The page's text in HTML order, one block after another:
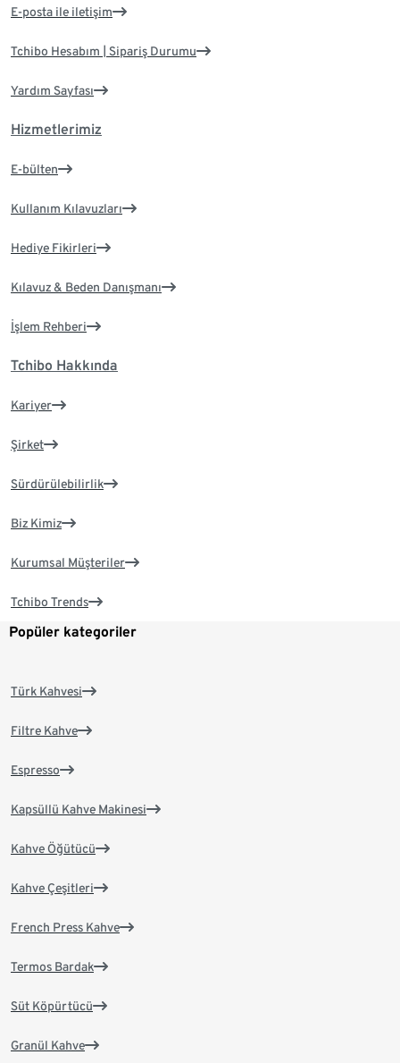
E-posta ile iletişim
Tchibo Hesabım | Sipariş Durumu
Yardım Sayfası
Hizmetlerimiz
E-bülten
Kullanım Kılavuzları
Hediye Fikirleri
Kılavuz & Beden Danışmanı
İşlem Rehberi
Tchibo Hakkında
Kariyer
Şirket
Sürdürülebilirlik
Biz Kimiz
Kurumsal Müşteriler
Tchibo Trends
Popüler kategoriler
Türk Kahvesi
Filtre Kahve
Espresso
Kapsüllü Kahve Makinesi
Kahve Öğütücü
Kahve Çeşitleri
French Press Kahve
Termos Bardak
Süt Köpürtücü
Granül Kahve